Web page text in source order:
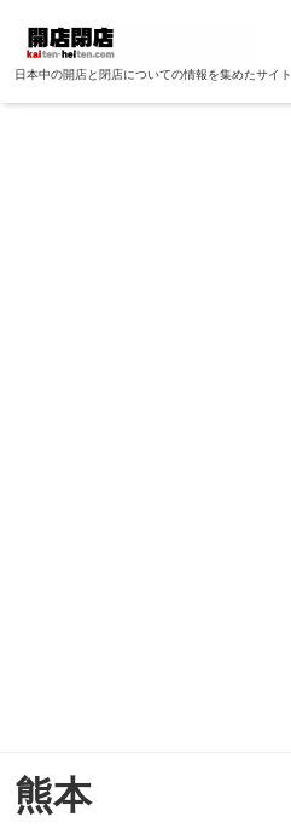
日本中の開店と閉店についての情報を集めたサイト
熊本